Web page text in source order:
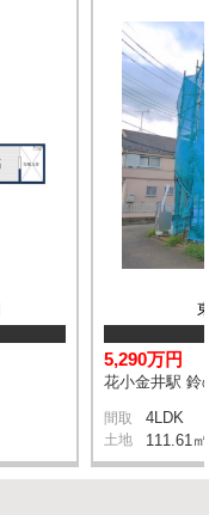
5,290万円
花小金井駅 鈴
間取 4LDK
土地 111.61㎡